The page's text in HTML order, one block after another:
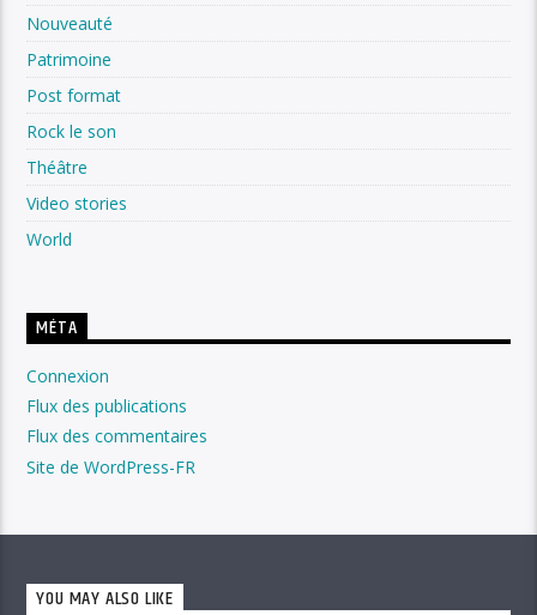
Nouveauté
Patrimoine
Post format
Rock le son
Théâtre
Video stories
World
MÉTA
Connexion
Flux des publications
Flux des commentaires
Site de WordPress-FR
YOU MAY ALSO LIKE